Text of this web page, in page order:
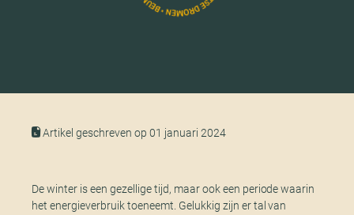
Artikel geschreven op 01 januari 2024
De winter is een gezellige tijd, maar ook een periode waarin
het energieverbruik toeneemt. Gelukkig zijn er tal van